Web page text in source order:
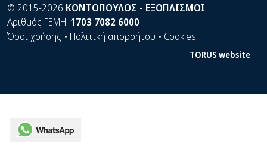
WhatsApp
© 2015-2026 ΚΟΝΤΟΠΟΥΛΟΣ - ΕΞΟΠΛΙΣΜΟΙ
Αριθμός ΓΕΜΗ: 1703 7082 6000
Όροι χρήσης • Πολιτική απορρήτου • Cookies
TORUS website